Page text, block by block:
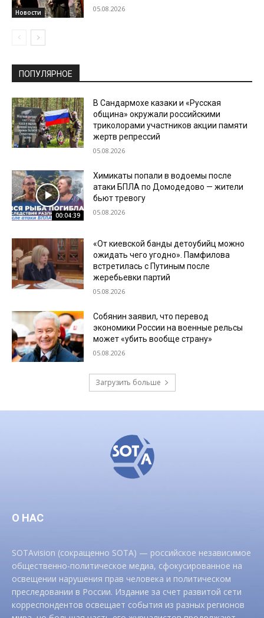
Новости 05.08.2026
ПОПУЛЯРНОЕ
В Сандармохе казаки и «Русская
община» окружали российскими
триколорами участников акции памяти
жертв репрессий
05.08.2026
00:04:39
Химикаты попали в водоемы после
атаки БПЛА по Домодедово — жители
бьют тревогу
05.08.2026
«От киевской банды детоубийц можно
ожидать чего угодно». Памфилова
встретилась с Путиным после
жеребьевки партий
05.08.2026
Собянин заявил, что перевод
экономики России на военные рельсы
может «убить вообще страну»
05.08.2026
Загрузить больше
О НАС
SOTAvision (сокращенно SOTA) — российское независимое
общественно-политическое медиа, сфокусированное на
освещении нарушения прав человека и политическом
преследовании в России. Издание за счет развитой сети
корреспондентов освещает события из разных регионов